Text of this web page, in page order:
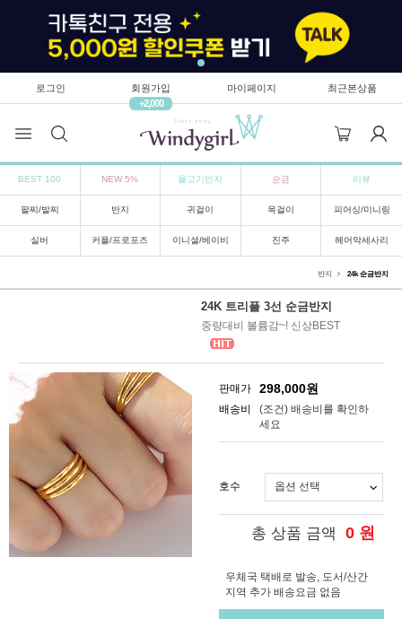
로그인
회원가입
+2,000
마이페이지 최근본상품
BEST 100 NEW 5% 물고기반지 순금 리뷰
팔찌/발찌 반지 귀걸이 목걸이 피어싱/미니링
실버 커플/프로포즈 이니셜/베이비 진주 헤어악세사리
반지 24k 순금반지
24K 트리플 3선 순금반지
중량대비 볼륨감~! 신상BEST
판매가 298,000원
배송비 (조건) 배송비를 확인하
세요
호수
총 상품 금액 0 원
우체국 택배로 발송, 도서/산간
지역 추가 배송요금 없음